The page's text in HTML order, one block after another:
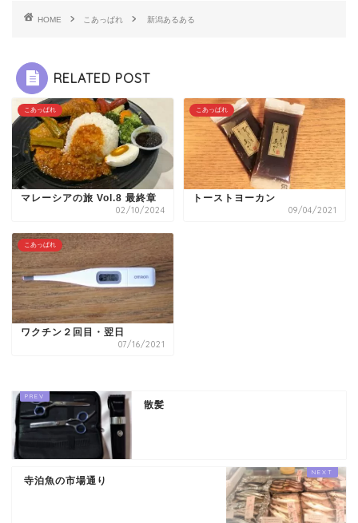
HOME こあっぱれ 新潟あるある
RELATED POST
こあっぱれ
マレーシアの旅 Vol.8 最終章
02/10/2024
こあっぱれ
トーストヨーカン
09/04/2021
こあっぱれ
ワクチン２回目・翌日
07/16/2021
散髪
寺泊魚の市場通り